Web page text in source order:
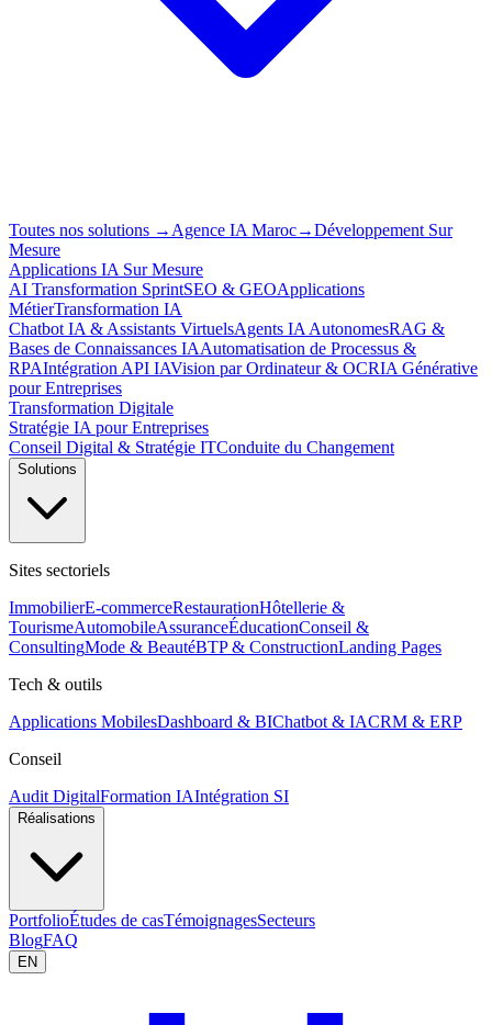
Toutes nos solutions → Agence IA Maroc→Développement Sur
Mesure
Applications IA Sur Mesure
AI Transformation SprintSEO & GEOApplications
MétierTransformation IA
Chatbot IA & Assistants VirtuelsAgents IA AutonomesRAG &
Bases de Connaissances IAAutomatisation de Processus &
RPAIntégration API IAVision par Ordinateur & OCRIA Générative
pour Entreprises
Transformation Digitale
Stratégie IA pour Entreprises
Conseil Digital & Stratégie ITConduite du Changement
Solutions
Sites sectoriels
ImmobilierE-commerceRestaurationHôtellerie &
TourismeAutomobileAssuranceÉducationConseil &
ConsultingMode & BeautéBTP & ConstructionLanding Pages
Tech & outils
Applications MobilesDashboard & BIChatbot & IACRM & ERP
Conseil
Audit DigitalFormation IAIntégration SI
Réalisations
PortfolioÉtudes de casTémoignagesSecteurs
BlogFAQ
EN